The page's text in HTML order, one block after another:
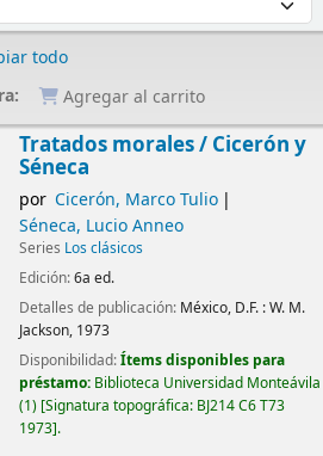
todo
Agregar al carrito
Tratados morales / Cicerón y
Séneca
por Cicerón, Marco Tulio
Séneca, Lucio Anneo
Series Los clásicos
Edición:6a ed.
Detalles de publicación: México, D.F. :W. M.
Jackson, 1973
Disponibilidad:Ítems disponibles para
préstamo: Biblioteca Universidad Monteávila
(1) Signatura topográfica: BJ214 C6 T73
1973 .